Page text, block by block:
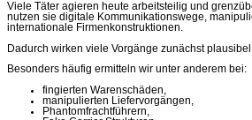
Viele Täter agieren heute arbeitsteilig und
nutzen sie digitale Kommunikationswege,
internationale Firmenkonstruktionen.
Dadurch wirken viele Vorgänge zunächst plausibel.
Besonders häufig ermitteln wir unter anderem bei:
fingierten Warenschäden,
manipulierten Liefervorgängen,
Phantomfrachtführern,